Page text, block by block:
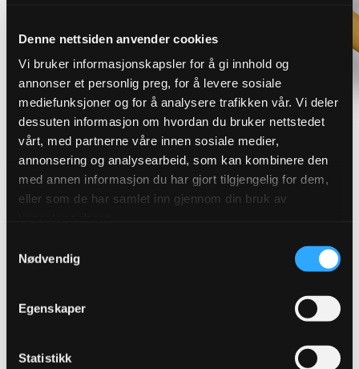
Denne nettsiden anvender cookies
Vi bruker informasjonskapsler for å gi innhold og
annonser et personlig preg, for å levere sosiale
mediefunksjoner og for å analysere trafikken vår. Vi deler
dessuten informasjon om hvordan du bruker nettstedet
vårt, med partnerne våre innen sosiale medier,
annonsering og analysearbeid, som kan kombinere den
med annen informasjon du har gjort tilgjengelig for dem,
eller som de har samlet inn gjennom din bruk av
Nødvendig
Egenskaper
Statistikk
Finn riktig overvannsløsning for
Robuste løsninger som sikrer effektiv avledning og
blågrønn og konvensjonell overvannshåndtering.
Se alle overvannsløsninger